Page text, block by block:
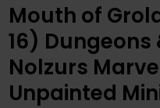
Mouth of
16) Dungeons
Nolzurs
Unpainted